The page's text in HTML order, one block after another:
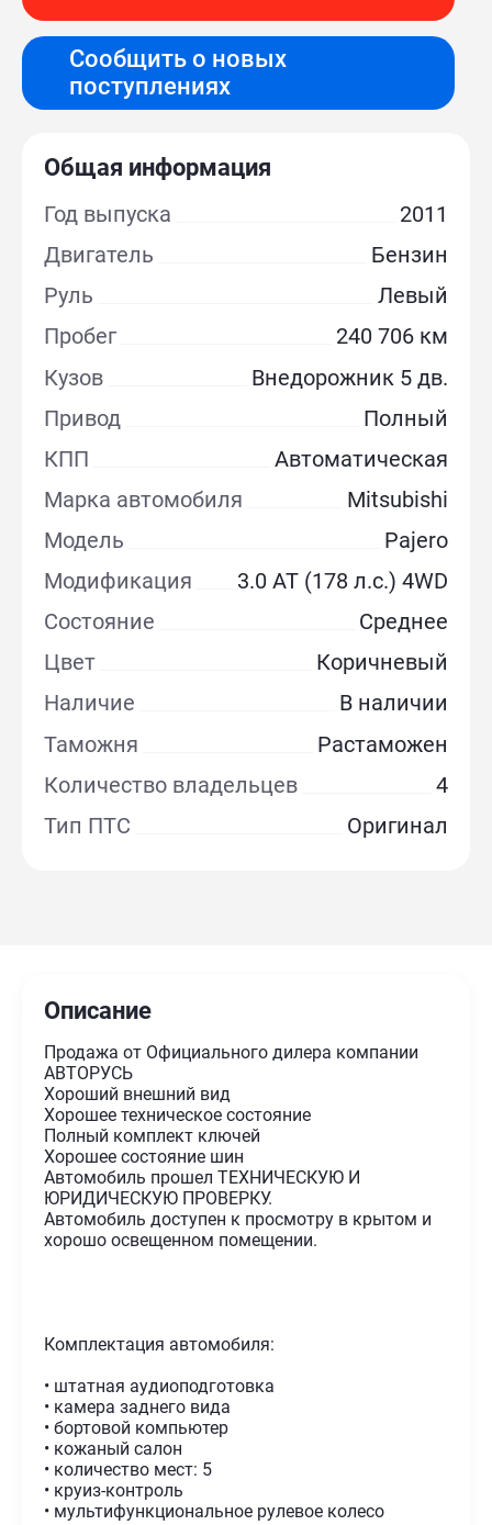
Сообщить о новых
поступлениях
Общая информация
Год выпуска
2011
Двигатель
Бензин
Руль
Левый
Пробег
240 706 км
Кузов
Внедорожник 5 дв.
Привод
Полный
КПП
Автоматическая
Марка автомобиля
Mitsubishi
Модель
Pajero
Модификация
3.0 AT (178 л.с.) 4WD
Состояние
Среднее
Цвет
Коричневый
Наличие
В наличии
Таможня
Растаможен
Количество владельцев
4
Тип ПТС
Оригинал
Описание
Продажа от Официального дилера компании
АВТОРУСЬ
Хороший внешний вид
Хорошее техническое состояние
Полный комплект ключей
Хорошее состояние шин
Автомобиль прошел ТЕХНИЧЕСКУЮ И
ЮРИДИЧЕСКУЮ ПРОВЕРКУ.
Автомобиль доступен к просмотру в крытом и
хорошо освещенном помещении.
Комплектация автомобиля:
• штатная аудиоподготовка
• камера заднего вида
• бортовой компьютер
• кожаный салон
• количество мест: 5
• круиз-контроль
• мультифункциональное рулевое колесо